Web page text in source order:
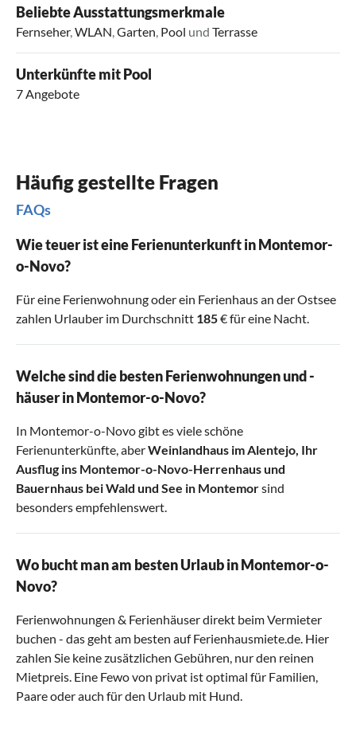
Beliebte Ausstattungsmerkmale
Fernseher,WLAN,Garten, Pool und Terrasse
Unterkünfte mit Pool
7 Angebote
Häufig gestellte Fragen
FAQs
Wie teuer ist eine Ferienunterkunft in Montemor-
o-Novo?
Für eine Ferienwohnung oder ein Ferienhaus an der Ostsee
zahlen Urlauber im Durchschnitt 185€ für eine Nacht.
Welche sind die besten Ferienwohnungen und -
häuser in Montemor-o-Novo?
In Montemor-o-Novo gibt es viele schöne
Ferienunterkünfte, aberWeinlandhaus im Alentejo, Ihr
Ausflug ins Montemor-o-Novo-Herrenhausund
Bauernhaus bei Wald und See in Montemorsind
besonders empfehlenswert.
Wo bucht man am besten Urlaub in Montemor-o-
Novo?
Ferienwohnungen & Ferienhäuser direkt beim Vermieter
buchen - das geht am besten auf Ferienhausmiete.de. Hier
zahlen Sie keine zusätzlichen Gebühren, nur den reinen
Mietpreis. Eine Fewo von privat ist optimal für Familien,
Paare oder auch für den Urlaub mit Hund.